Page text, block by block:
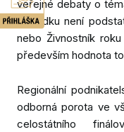
veřejné debaty o
výsledku není
nebo Živnostník
především hodnota
Regionální
odborná porota ve
celostátního